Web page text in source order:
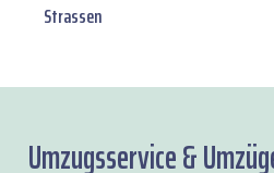
Strassen
Umzugsservice &